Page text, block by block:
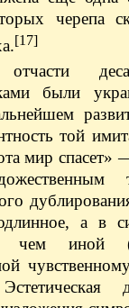
черепа
[17]
были
той
мир
а в
чем иной